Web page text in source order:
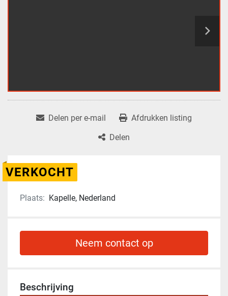
Delen per e-mail
Afdrukken listing
Delen
VERKOCHT
Plaats: Kapelle, Nederland
Neem contact op
Beschrijving